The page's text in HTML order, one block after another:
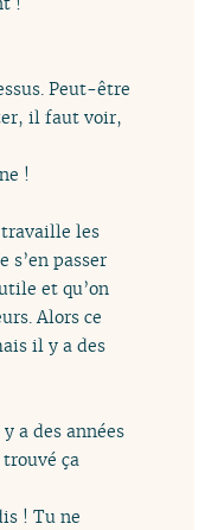
Peut-être
il faut voir,
!
les
passer
et qu’on
Alors ce
il y a des
a des années
trouvé ça
! Tu ne